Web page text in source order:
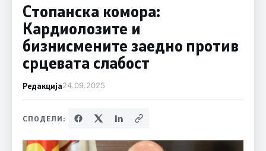
Стопанска комора:
Кардиолозите и
бизнисмените заедно против
срцевата слабост
Редакција24.09.2025
СПОДЕЛИ: